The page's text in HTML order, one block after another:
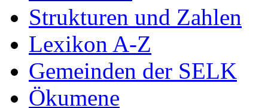
Strukturen und Zahlen
Lexikon A-Z
Gemeinden der SELK
Ökumene